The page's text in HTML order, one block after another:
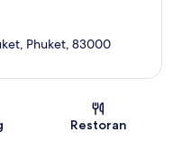
Phuket, 83000
Restoran